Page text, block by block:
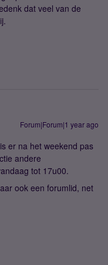
dat veel van de
Forum|Forum|1 year ago
er na het weekend pas
andere
tot 17u00.
ook een forumlid, net